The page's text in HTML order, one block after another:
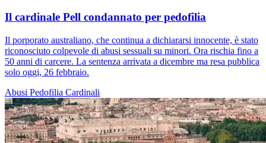
Il cardinale Pell condannato per pedofilia
Il porporato australiano, che continua a dichiararsi innocente, è stato
riconosciuto colpevole di abusi sessuali su minori. Ora rischia fino a
50 anni di carcere. La sentenza arrivata a dicembre ma resa pubblica
solo oggi, 26 febbraio.
Abusi Pedofilia Cardinali